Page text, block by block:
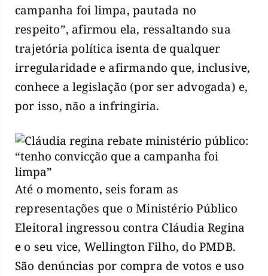
campanha foi limpa, pautada no
respeito”, afirmou ela, ressaltando sua
trajetória política isenta de qualquer
irregularidade e afirmando que, inclusive,
conhece a legislação (por ser advogada) e,
por isso, não a infringiria.
Até o momento, seis foram as
representações que o Ministério Público
Eleitoral ingressou contra Cláudia Regina
e o seu vice, Wellington Filho, do PMDB.
São denúncias por compra de votos e uso